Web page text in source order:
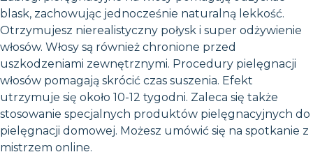
blask, zachowując jednocześnie naturalną lekkość.
Otrzymujesz nierealistyczny połysk i super odżywienie
włosów. Włosy są również chronione przed
uszkodzeniami zewnętrznymi. Procedury pielęgnacji
włosów pomagają skrócić czas suszenia. Efekt
utrzymuje się około 10-12 tygodni. Zaleca się także
stosowanie specjalnych produktów pielęgnacyjnych do
pielęgnacji domowej. Możesz umówić się na spotkanie z
mistrzem online.